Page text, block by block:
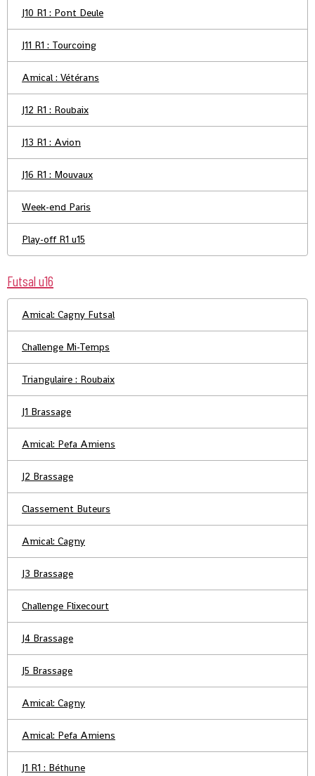
J10 R1 : Pont Deule
J11 R1 : Tourcoing
Amical : Vétérans
J12 R1 : Roubaix
J13 R1 : Avion
J16 R1 : Mouvaux
Week-end Paris
Play-off R1 u15
Futsal u16
Amical: Cagny Futsal
Challenge Mi-Temps
Triangulaire : Roubaix
J1 Brassage
Amical: Pefa Amiens
J2 Brassage
Classement Buteurs
Amical: Cagny
J3 Brassage
Challenge Flixecourt
J4 Brassage
J5 Brassage
Amical: Cagny
Amical: Pefa Amiens
J1 R1 : Béthune